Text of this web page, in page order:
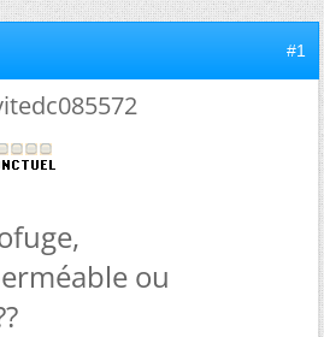
#1
ou